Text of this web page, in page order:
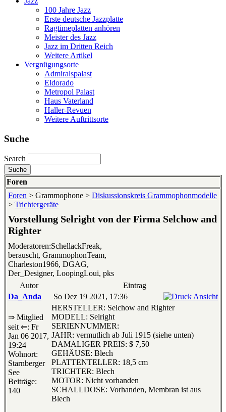
100 Jahre Jazz
Erste deutsche Jazzplatte
Ragtimeplatten anhören
Meister des Jazz
Jazz im Dritten Reich
Weitere Artikel
Vergnügungsorte
Admiralspalast
Eldorado
Metropol Palast
Haus Vaterland
Haller-Revuen
Weitere Auftrittsorte
Suche
Search
Foren
Foren > Grammophone > Diskussionskreis Grammophonmodelle
> Trichtergeräte
Vorstellung Selright von der Firma Selchow and
Righter
Moderatoren:SchellackFreak,
berauscht, GrammophonTeam,
Charleston1966, DGAG,
Der_Designer, LoopingLoui, pks
Autor
Eintrag
Da_Anda
So Dez 19 2021, 17:36
⇒ Mitglied
seit ⇐: Fr
Jan 06 2017,
19:24
Wohnort:
Starnberger
See
Beiträge:
140
HERSTELLER: Selchow and Righter
MODELL: Selright
SERIENNUMMER:
JAHR: vermutlich ab Juli 1915 (siehe unten)
DAMALIGER PREIS: $ 7,50
GEHÄUSE: Blech
PLATTENTELLER: 18,5 cm
TRICHTER: Blech
MOTOR: Nicht vorhanden
SCHALLDOSE: Vorhanden, Membran ist aus
Blech